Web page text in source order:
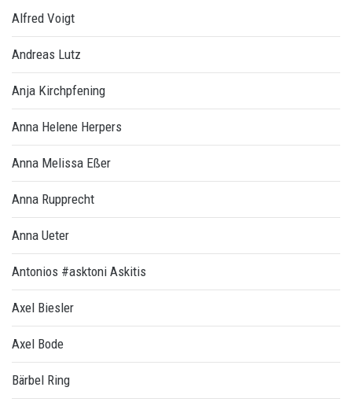
Alfred Voigt
Andreas Lutz
Anja Kirchpfening
Anna Helene Herpers
Anna Melissa Eßer
Anna Rupprecht
Anna Ueter
Antonios #asktoni Askitis
Axel Biesler
Axel Bode
Bärbel Ring